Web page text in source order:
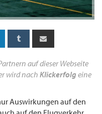
auf dieser Webseite
wird nachKlickerfolg eine
Auswirkungen auf den